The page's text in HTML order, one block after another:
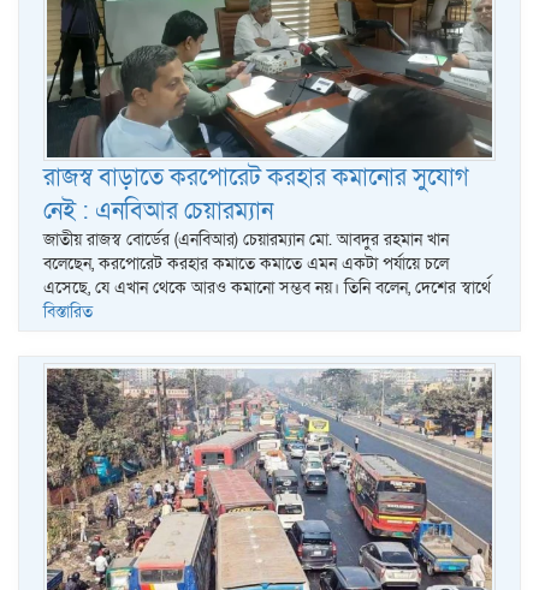
রাজস্ব বাড়াতে করপোরেট করহার কমানোর সুযোগ
নেই : এনবিআর চেয়ারম্যান
জাতীয় রাজস্ব বোর্ডের (এনবিআর) চেয়ারম্যান মো. আবদুর রহমান খান
বলেছেন, করপোরেট করহার কমাতে কমাতে এমন একটা পর্যায়ে চলে
এসেছে, যে এখান থেকে আরও কমানো সম্ভব নয়। তিনি বলেন, দেশের স্বার্থে
বিস্তারিত